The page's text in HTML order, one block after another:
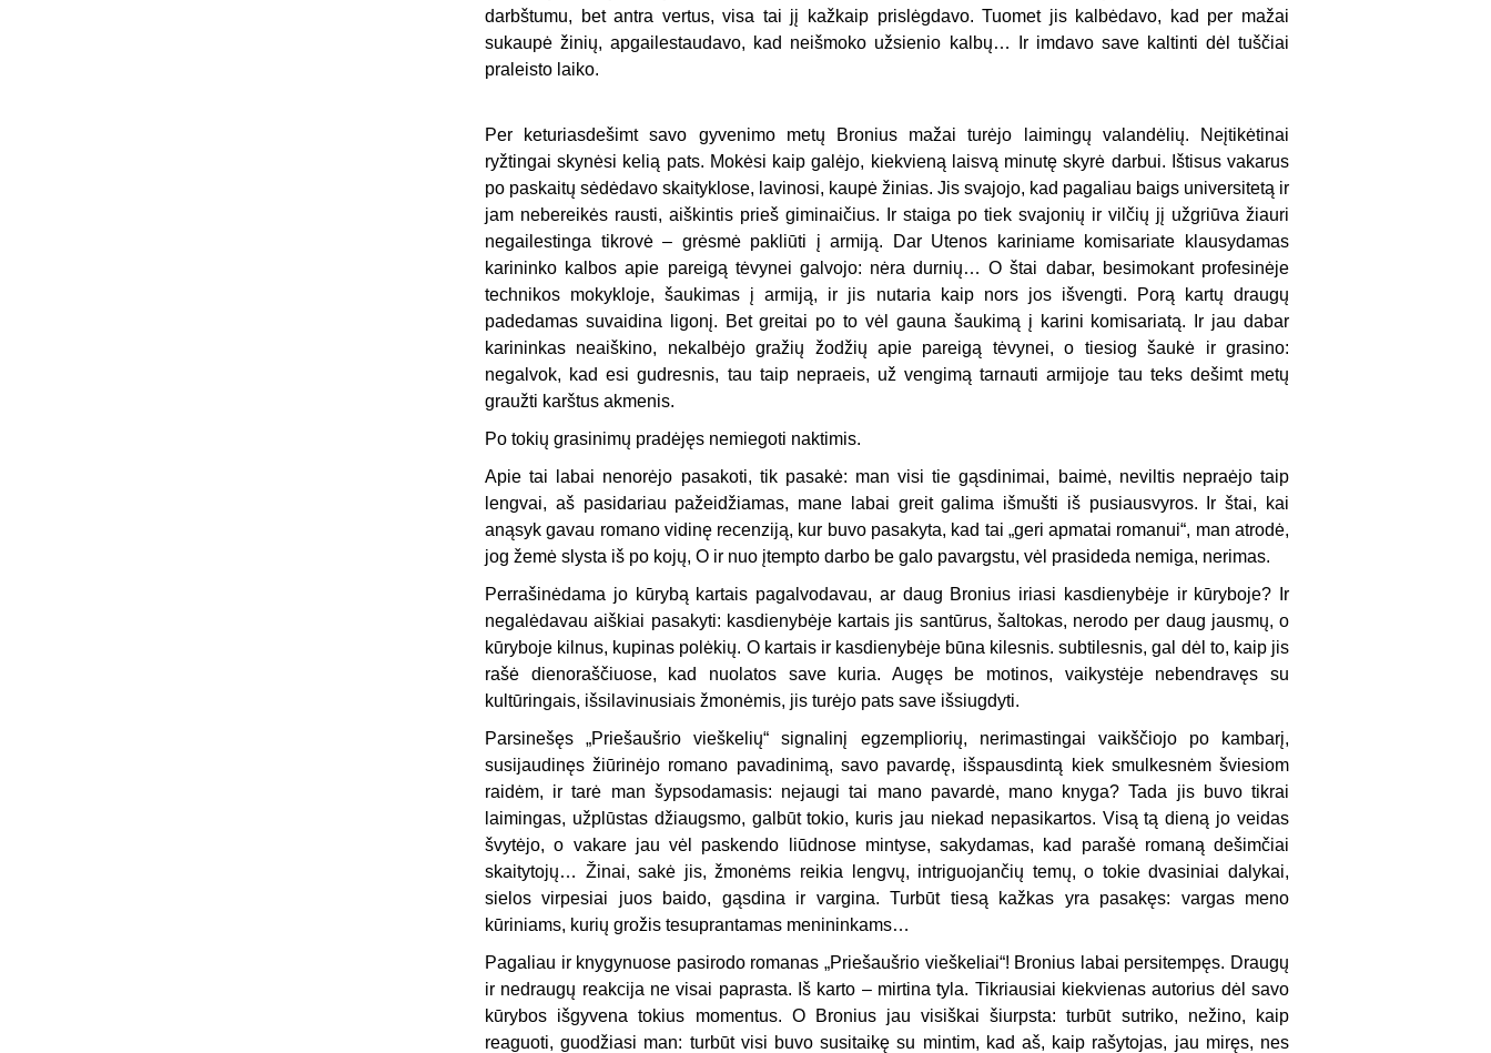
darbštumu, bet antra vertus, visa tai jį kažkaip prislėgdavo. Tuomet jis kalbėdavo, kad per mažai
sukaupė žinių, apgailestaudavo, kad neišmoko užsienio kalbų… Ir imdavo save kal­tinti dėl tuščiai
praleisto laiko.
Per keturiasdešimt savo gyvenimo metų Bronius mažai turėjo laimin­gų valandėlių. Neįtikėtinai
ryžtingai skynėsi kelią pats. Mokėsi kaip galėjo, kiekvieną laisvą minutę skyrė darbui. Ištisus vakarus
po paskaitų sėdėdavo skaityklose, lavinosi, kaupė žinias. Jis svajojo, kad pagaliau baigs universitetą ir
jam nebereikės rausti, aiškintis prieš giminaičius. Ir staiga po tiek svajonių ir vilčių jį užgriūva žiauri
negailestinga tikrovė – grėsmė pakliūti į armiją. Dar Utenos kariniame komisariate klausy­damas
karininko kalbos apie pareigą tėvynei galvojo: nėra durnių… O štai dabar, besimokant profesinėje
technikos mokykloje, šaukimas į armiją, ir jis nutaria kaip nors jos išvengti. Porą kartų draugų
padedamas suvaidina ligonį. Bet greitai po to vėl gauna šaukimą į karini komisariatą. Ir jau dabar
karininkas neaiškino, nekalbėjo gražių žodžių apie pareigą tėvynei, o tiesiog šaukė ir grasino:
negalvok, kad esi gudresnis, tau taip nepraeis, už vengimą tarnauti armijoje tau teks dešimt metų
graužti karštus akmenis.
Po tokių grasinimų pradėjęs nemiegoti naktimis.
Apie tai labai nenorėjo pasakoti, tik pasakė: man visi tie gąsdinimai, baimė, neviltis nepraėjo taip
lengvai, aš pasidariau pažeidžiamas, mane labai greit galima išmušti iš pusiausvyros. Ir štai, kai
anąsyk gavau romano vidinę recenziją, kur buvo pasakyta, kad tai „geri apmatai romanui“, man atrodė,
jog žemė slysta iš po kojų, O ir nuo įtempto darbo be galo pavargstu, vėl prasideda nemiga, nerimas.
Perrašinėdama jo kūrybą kartais pagalvodavau, ar daug Bronius iriasi kasdienybėje ir kūryboje? Ir
negalėdavau aiškiai pasakyti: kasdienybėje kartais jis santūrus, šaltokas, nerodo per daug jausmų, o
kūryboje kilnus, kupinas polėkių. O kartais ir kasdienybėje būna kil­esnis. subtilesnis, gal dėl to, kaip jis
rašė dienoraščiuose, kad nuolatos save kuria. Augęs be motinos, vaikystėje nebendravęs su
kultūringais, išsilavinusiais žmonėmis, jis turėjo pats save išsiugdyti.
Parsinešęs „Priešaušrio vieškelių“ signalinį egzempliorių, neri­mastingai vaikščiojo po kambarį,
susijaudinęs žiūrinėjo romano pava­dinimą, savo pavardę, išspausdintą kiek smulkesnėm šviesiom
raidėm, ir tarė man šypsodamasis: nejaugi tai mano pavardė, mano knyga? Tada jis buvo tikrai
laimingas, užplūstas džiaugsmo, galbūt tokio, kuris jau niekad nepasikartos. Visą tą dieną jo veidas
švytėjo, o vakare jau vėl paskendo liūdnose mintyse, sakydamas, kad parašė romaną dešimčiai
skaitytojų… Žinai, sakė jis, žmonėms reikia lengvų, intriguojančių temų, o tokie dvasiniai dalykai,
sielos virpesiai juos baido, gąsdina ir vargina. Turbūt tiesą kažkas yra pasakęs: vargas meno
kūriniams, kurių grožis tesuprantamas menininkams…
Pagaliau ir knygynuose pasirodo romanas „Priešaušrio vieškeliai“! Bronius labai persitempęs. Draugų
ir nedraugų reakcija ne visai paprasta. Iš karto – mirtina tyla. Tikriausiai kiekvienas autorius dėl savo
kūrybos išgyvena tokius momentus. O Bronius jau visiškai šiurpsta: turbūt sutriko, nežino, kaip
reaguoti, guodžiasi man: turbūt visi buvo susitaikę su mintim, kad aš, kaip rašytojas, jau miręs, nes